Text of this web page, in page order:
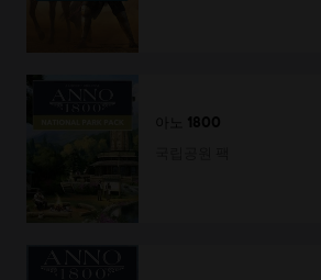
아노 1800